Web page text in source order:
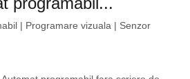
| Programare vizuala | Senzor